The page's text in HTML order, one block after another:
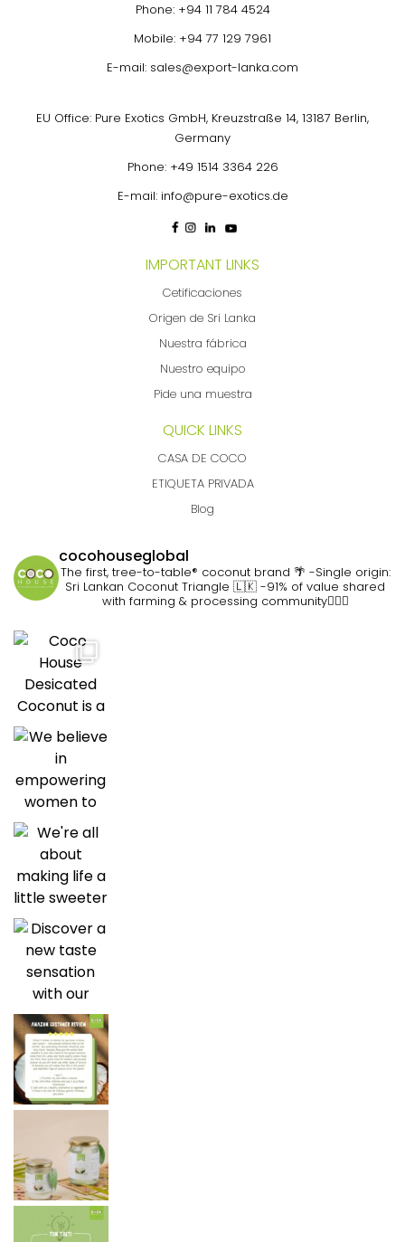
Phone: +94 11 784 4524
Mobile: +94 77 129 7961
E-mail: sales@export-lanka.com
EU Office: Pure Exotics GmbH, Kreuzstraße 14, 13187 Berlin,
Germany
Phone: +49 1514 3364 226
E-mail: info@pure-exotics.de
IMPORTANT LINKS
Cetificaciones
Origen de Sri Lanka
Nuestra fábrica
Nuestro equipo
Pide una muestra
QUICK LINKS
CASA DE COCO
ETIQUETA PRIVADA
Blog
cocohouseglobal
The first, tree-to-table® coconut brand 🌴 -Single origin:
Sri Lankan Coconut Triangle 🇱🇰 -91% of value shared
with farming & processing community👷🏽‍♀️